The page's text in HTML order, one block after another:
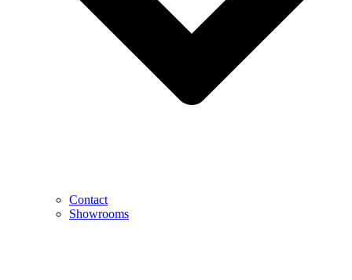
Contact
Showrooms